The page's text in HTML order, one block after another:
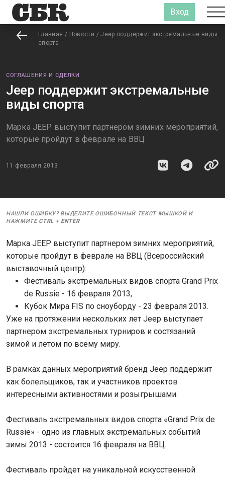
Вход
Главная / Новости / Jeep поддержит экстремальные виды
спорта
СОГЛАШЕНИЯ И СДЕЛКИ
Jeep поддержит экстремальные
виды спорта
Марка JEEP выступит партнером зимних мероприятий,
которые пройдут в феврале на ВВЦ
11 февраля 2013
НАШЛИ ОШИБКУ? ВЫДЕЛИТЕ ОШИБОЧНЫЙ ТЕКСТ МЫШКОЙ И
НАЖМИТЕ CTRL + ENTER
Марка JEEP выступит партнером зимних мероприятий,
которые пройдут в феврале на ВВЦ (Всероссийский
выставочный центр):
Фестиваль экстремальных видов спорта Grand Prix
de Russie - 16 февраля 2013,
Кубок Мира FIS по сноуборду - 23 февраля 2013.
Уже на протяжении нескольких лет Jeep выступает
партнером экстремальных турниров и состязаний
зимой и летом по всему миру.
В рамках данных мероприятий бренд Jeep поддержит
как болельщиков, так и участников проектов
интересными активностями и розыгрышами.
Фестиваль экстремальных видов спорта «Grand Prix de
Russie» - одно из главных экстремальных событий
зимы 2013 - состоится 16 февраля на ВВЦ.
Фестиваль пройдет на уникальной искусственной